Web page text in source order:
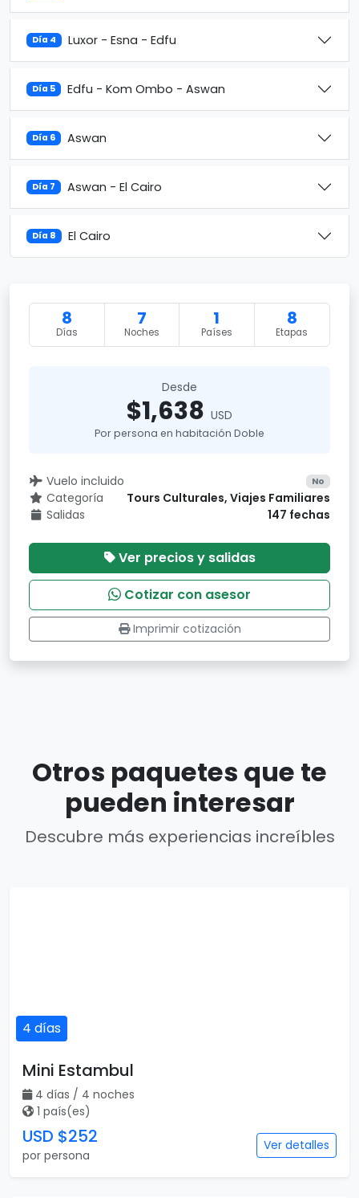
Día 4 Luxor - Esna - Edfu
Día 5 Edfu - Kom Ombo - Aswan
Día 6 Aswan
Día 7 Aswan - El Cairo
Día 8 El Cairo
8
Días
7
Noches
1
Países
8
Etapas
Desde
$1,638 USD
Por persona en habitación Doble
Vuelo incluido No
Categoría
Tours Culturales, Viajes Familiares
Salidas
147 fechas
Ver precios y salidas
Cotizar con asesor
Imprimir cotización
Otros paquetes que te
pueden interesar
Descubre más experiencias increíbles
4 días
Mini Estambul
4 días / 4 noches
1 país(es)
USD $252
por persona
Ver detalles